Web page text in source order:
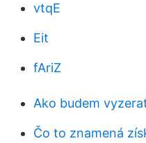
vtqE
Eit
fAriZ
Ako budem
Čo to znamená